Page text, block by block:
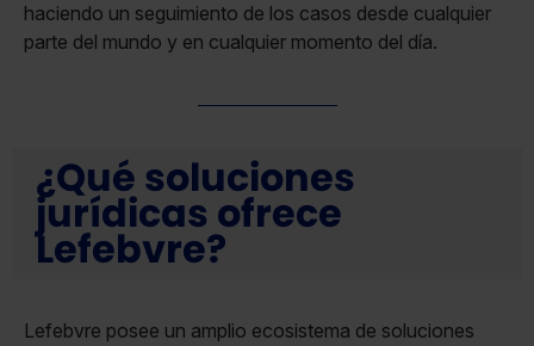
haciendo un seguimiento de los casos desde cualquier
parte del mundo y en cualquier momento del día.
¿Qué soluciones
jurídicas ofrece
Lefebvre?
Lefebvre posee un amplio ecosistema de soluciones